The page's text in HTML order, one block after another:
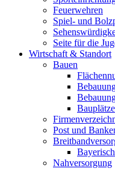
Feuerwehren
Spiel- und
Seite für die
Wirtschaft & Standort
Bauen
Bauplätze
Post und
Nahversorgung